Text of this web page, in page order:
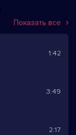
Показать все
1:42
3:49
2:17